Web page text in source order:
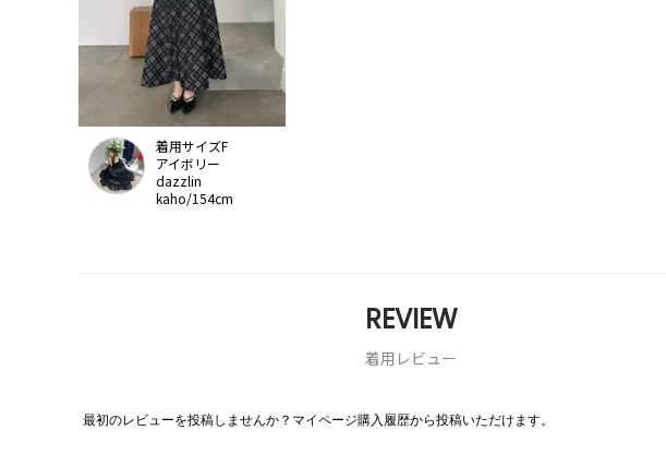
着用サイズF
アイボリー
dazzlin
kaho/154cm
REVIEW
着用レビュー
最初のレビューを投稿しませんか？マイページ購入履歴から投稿いただけます。